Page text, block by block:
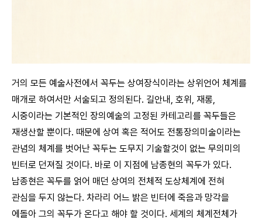
거의 모든 예술사전에서 꼭두는 상여장식이라는 상위언어 체계를
매개로 하여서만 서술되고 정의된다. 길안내, 호위, 재롱,
시중이라는 기본적인 장의예술의 고정된 카테고리를 꼭두들은
재생산할 뿐이다. 때문에 상여 혹은 적어도 전통장의미술이라는
관념의 체계를 벗어난 꼭두는 도무지 기술할것이 없는 무의미의
빈터로 던져질 것이다. 바로 이 지점에 남종현의 꼭두가 있다.
남종현은 꼭두를 얽어 매던 상여의 전체적 도상체계에 전혀
관심을 두지 않는다. 차라리 어느 밝은 빈터에 죽음과 망각을
에돌아 그의 꼭두가 온다고 해야 할 것이다. 세계의 체계전체가